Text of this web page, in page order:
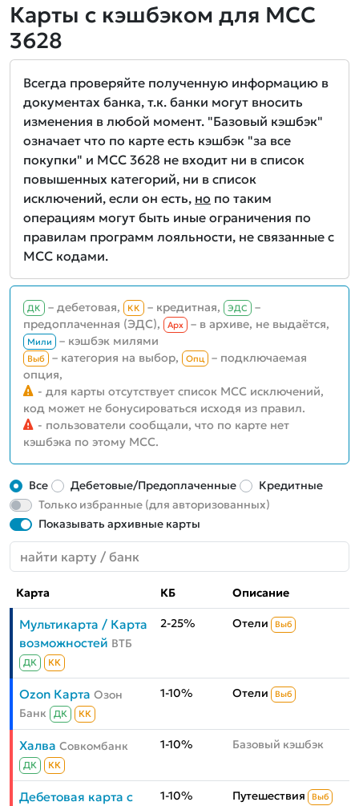
Карты с кэшбэком для MCC
3628
Всегда проверяйте полученную информацию в
документах банка, т.к. банки могут вносить
изменения в любой момент. "Базовый кэшбэк"
означает что по карте есть кэшбэк "за все
покупки" и MCC 3628 не входит ни в список
повышенных категорий, ни в список
исключений, если он есть, но по таким
операциям могут быть иные ограничения по
правилам программ лояльности, не связанные с
MCC кодами.
ДК – дебетовая, КК – кредитная, ЭДС
–
предоплаченная (ЭДС),
Aрх – в архиве, не выдаётся,
Мили – кэшбэк милями
Выб – категория на выбор, Опц
– подключаемая
опция,
- для карты отсутствует список MCC исключений,
код может не бонусироваться исходя из правил.
- пользователи сообщали, что по карте нет
кэшбэка по этому MCC.
Все Дебетовые/Предоплаченные
Кредитные
Только избранные (для авторизованных)
Показывать архивные карты
Карта КБ Описание
Мультикарта / Карта
возможностей ВТБ
ДК КК
2-25% Отели Выб
Ozon Карта Озон
Банк
ДК КК
1-10% Отели Выб
Халва Совкомбанк
ДК КК
1-10% Базовый кэшбэк
Дебетовая карта с
1-10% Путешествия Выб